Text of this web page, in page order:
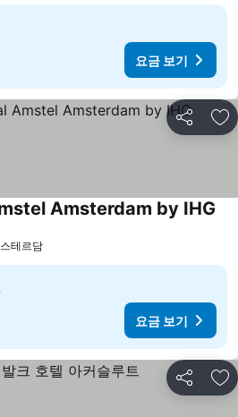
요금 보기
공유 즐
Amsterdam by IHG
테르담
요금 보기
공유 즐